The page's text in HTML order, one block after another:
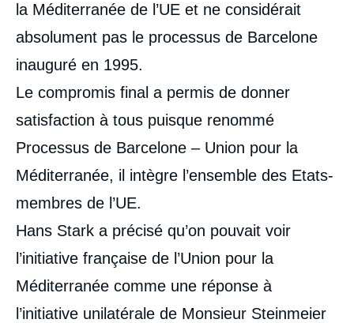
la Méditerranée de l’UE et ne considérait
absolument pas le processus de Barcelone
inauguré en 1995.
Le compromis final a permis de donner
satisfaction à tous puisque renommé
Processus de Barcelone – Union pour la
Méditerranée, il intègre l’ensemble des Etats-
membres de l’UE.
Hans Stark a précisé qu’on pouvait voir
l’initiative française de l’Union pour la
Méditerranée comme une réponse à
l’initiative unilatérale de Monsieur Steinmeier